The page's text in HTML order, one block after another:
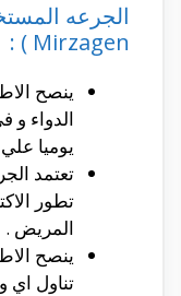
الجرعه
Mirzagen ) :
ينصح
الدواء
يوميا
تعتمد
تطور
المريض .
ينصح
تناول